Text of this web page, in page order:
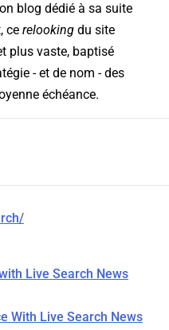
blog dédié à sa suite
ce relooking du site
plus vaste, baptisé
- et de nom - des
échéance.
Live Search News
With Live Search News